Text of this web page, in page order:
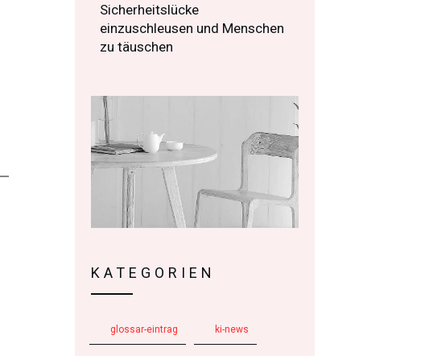
Sicherheitslücke
einzuschleusen und Menschen
zu täuschen
KATEGORIEN
glossar-eintrag ki-news